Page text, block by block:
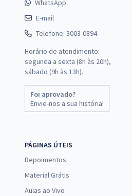
WhatsApp
E-mail
Telefone: 3003-0894
Horário de atendimento:
segunda a sexta (8h às 20h),
sábado (9h às 13h).
Foi aprovado?
Envie-nos a sua história!
PÁGINAS ÚTEIS
Depoimentos
Material Grátis
Aulas ao Vivo